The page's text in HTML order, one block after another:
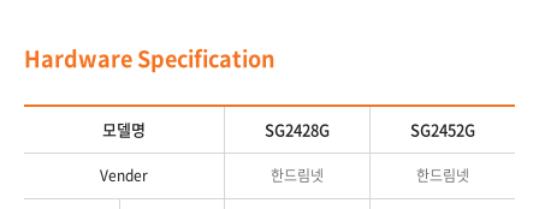
Hardware Specification
모델명 SG2428G SG2452G
Vender 한드림넷 한드림넷